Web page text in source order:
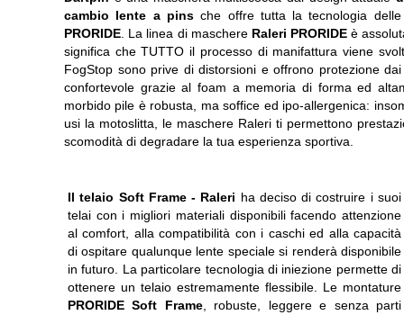
cambio lente a pinsche offre tutta la tecnologia
PRORIDE . La linea di maschere Raleri PRORIDE è
significa che TUTTO il processo di manifattura viene
FogStop sono prive di distorsioni e offrono protezione
confortevole grazie al foam a memoria di forma ed
morbido pile è robusta, ma soffice ed ipo-allergenica:
usi la motoslitta, le maschere Raleri ti permettono
scomodità di degradare la tua esperienza sportiva.
Il telaio Soft Frame - Raleri ha deciso di costruire i suoi
telai con i migliori materiali disponibili facendo attenzione
al comfort, alla compatibilità con i caschi ed alla capacità
di ospitare qualunque lente speciale si renderà disponibile
in futuro. La particolare tecnologia di iniezione permette di
ottenere un telaio estremamente flessibile. Le montature
PRORIDE Soft Frame, robuste, leggere e senza parti